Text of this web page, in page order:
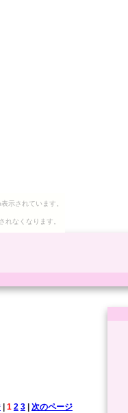
示されています。
れなくなります。
| 1 2 3| 次のページ